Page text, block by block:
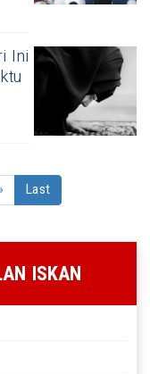
Ini
Last
ISKAN